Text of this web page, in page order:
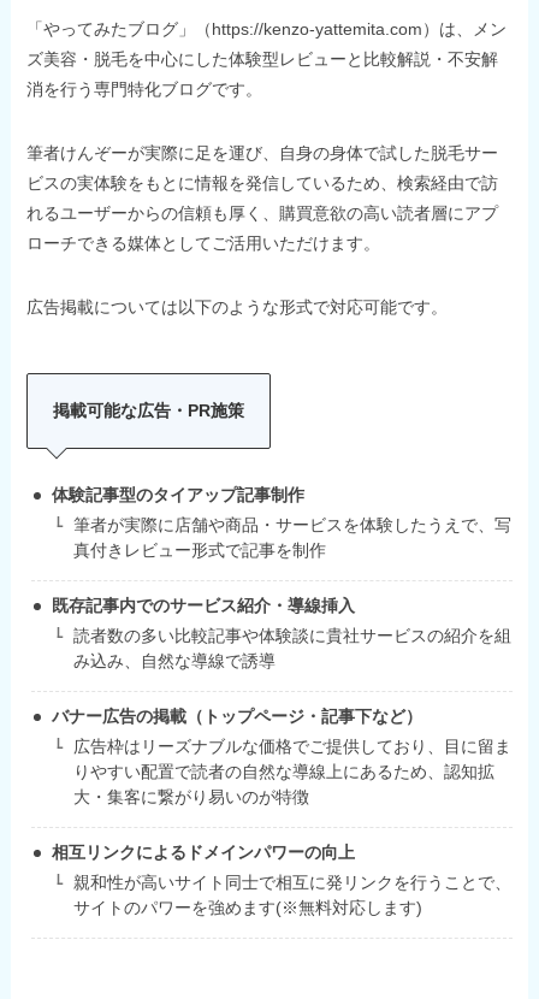
「やってみたブログ」（https://kenzo-yattemita.com）は、メン
ズ美容・脱毛を中心にした体験型レビューと比較解説・不安解
消を行う専門特化ブログです。
筆者けんぞーが実際に足を運び、自身の身体で試した脱毛サー
ビスの実体験をもとに情報を発信しているため、検索経由で訪
れるユーザーからの信頼も厚く、購買意欲の高い読者層にアプ
ローチできる媒体としてご活用いただけます。
広告掲載については以下のような形式で対応可能です。
掲載可能な広告・PR施策
体験記事型のタイアップ記事制作
筆者が実際に店舗や商品・サービスを体験したうえで、写
真付きレビュー形式で記事を制作
既存記事内でのサービス紹介・導線挿入
読者数の多い比較記事や体験談に貴社サービスの紹介を組
み込み、自然な導線で誘導
バナー広告の掲載（トップページ・記事下など）
広告枠はリーズナブルな価格でご提供しており、目に留ま
りやすい配置で読者の自然な導線上にあるため、認知拡
大・集客に繋がり易いのが特徴
相互リンクによるドメインパワーの向上
親和性が高いサイト同士で相互に発リンクを行うことで、
サイトのパワーを強めます(※無料対応します)